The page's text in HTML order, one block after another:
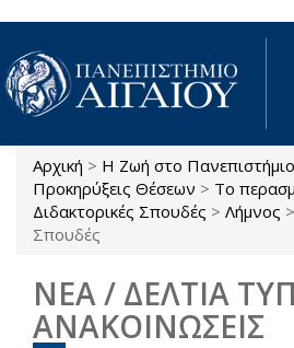
Παράκαμψη προς το κυρίως
Είστε εδώ
Αρχική > Η Ζωή στο Πανεπιστήμιο
Προκηρύξεις Θέσεων > Το
Διδακτορικές Σπουδές > Λήμνος >
Σπουδές
ΝΕΑ / ΔΕΛΤΙΑ
ΑΝΑΚΟΙΝΩΣΕΙΣ